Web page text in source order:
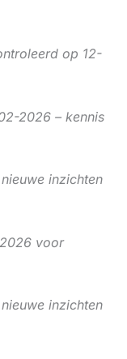
op 12-
2026 – kennis
inzichten
voor
inzichten